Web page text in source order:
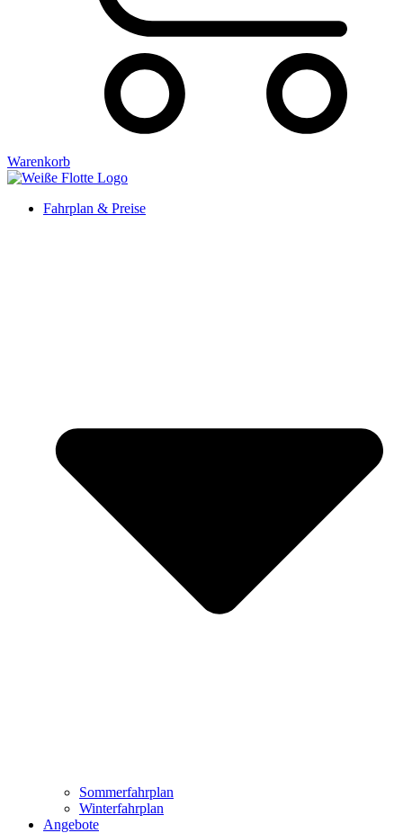
Warenkorb
Fahrplan & Preise
Sommerfahrplan
Winterfahrplan
Angebote